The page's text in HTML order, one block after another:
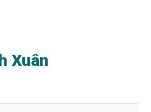
Xuân